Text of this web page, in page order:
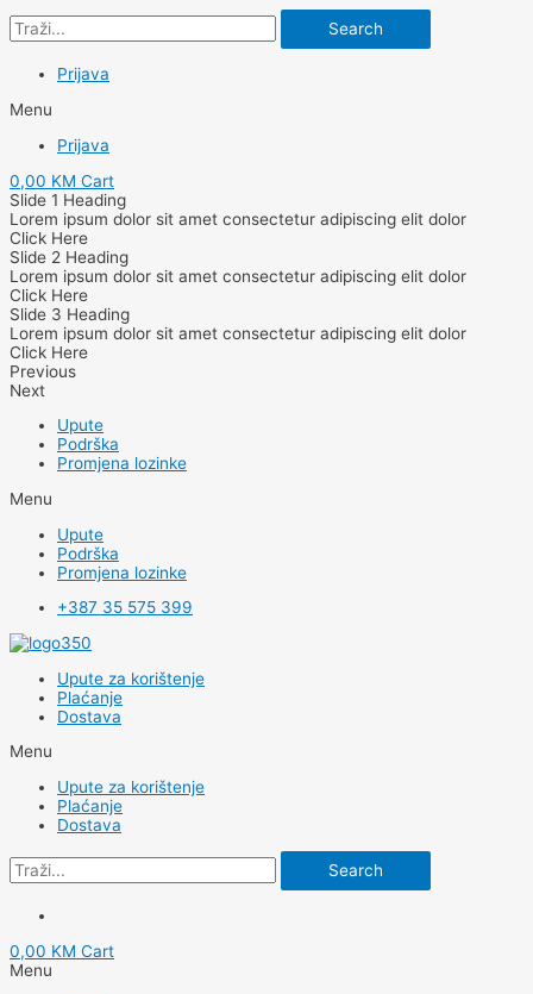
Search
Prijava
Menu
Prijava
0,00 KM Cart
Slide 1 Heading
Lorem ipsum dolor sit amet consectetur adipiscing elit dolor
Click Here
Slide 2 Heading
Lorem ipsum dolor sit amet consectetur adipiscing elit dolor
Click Here
Slide 3 Heading
Lorem ipsum dolor sit amet consectetur adipiscing elit dolor
Click Here
Previous
Next
Upute
Podrška
Promjena lozinke
Menu
Upute
Podrška
Promjena lozinke
+387 35 575 399
Upute za korištenje
Plaćanje
Dostava
Menu
Upute za korištenje
Plaćanje
Dostava
Search
0,00 KM Cart
Menu